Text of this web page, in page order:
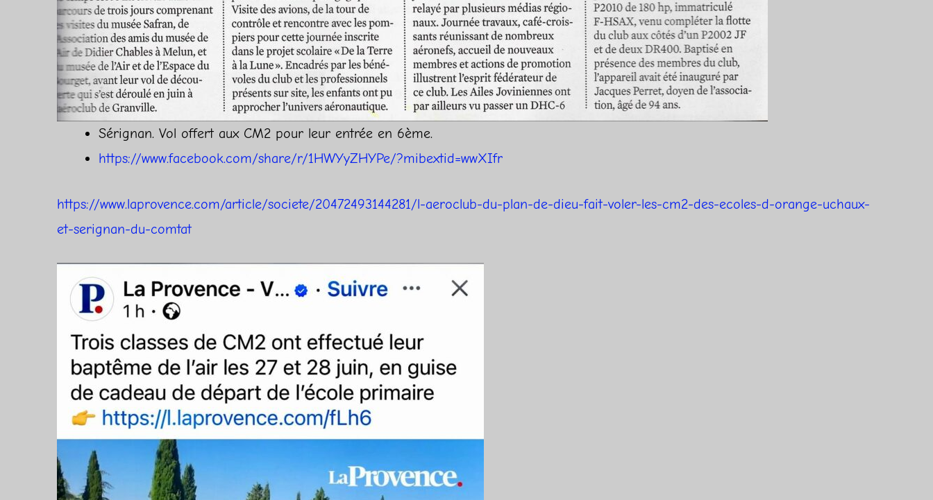
Sérignan. Vol offert aux CM2 pour leur entrée en 6ème.
https://www.facebook.com/share/r/1HWYyZHYPe/?mibextid=wwXIfr
https://www.laprovence.com/article/societe/20472493144281/l-aeroclub-du-plan-de-dieu-fait-voler-les-cm2-des-ecoles-d-orange-uchaux-
et-serignan-du-comtat